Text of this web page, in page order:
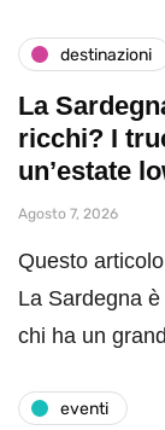
destinazioni
La
ricchi? I
un’estate
Agosto 7, 2026
Questo
La Sardegna
chi ha un
eventi